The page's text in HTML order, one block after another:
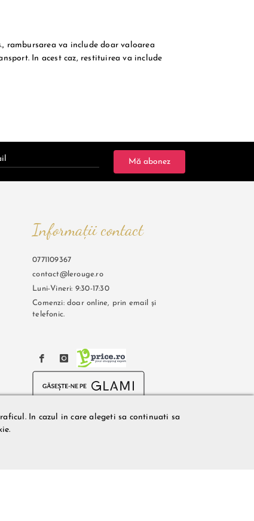
rambursarea va include doar valoarea
In acest caz, restituirea va include
Mă abonez
Informații contact
0771109367
contact@lerouge.ro
Luni-Vineri: 9:30-17:30
Comenzi: doar online, prin email și
telefonic.
In cazul in care alegeti sa continuati sa